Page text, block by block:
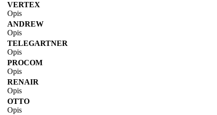
VERTEX
Opis
ANDREW
Opis
TELEGARTNER
Opis
PROCOM
Opis
RENAIR
Opis
OTTO
Opis